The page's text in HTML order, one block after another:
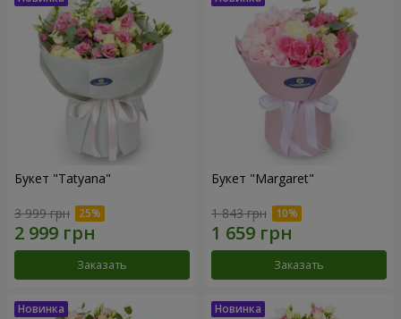
Букет "Tatyana"
3 999 грн
Заказать
Букет "Margaret"
1 843 грн
Заказать